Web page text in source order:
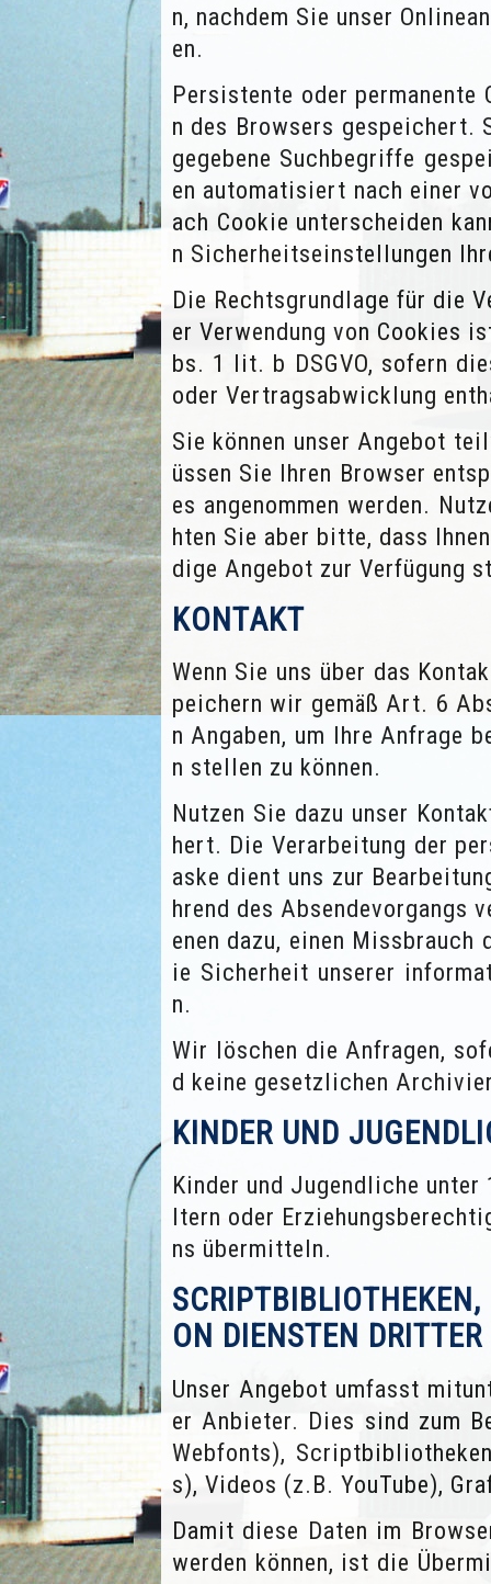
n, nachdem Sie unser
en.
Persistente oder permanente
n des Browsers gespeichert.
gegebene Suchbegriffe
en automatisiert nach einer
ach Cookie unterscheiden
n Sicherheitseinstellungen
Die Rechtsgrundlage für die
er Verwendung von Cookies
bs. 1 lit. b DSGVO, sofern
oder Vertragsabwicklung
Sie können unser Angebot
üssen Sie Ihren Browser
es angenommen werden.
hten Sie aber bitte, dass
dige Angebot zur Verfügung
KONTAKT
Wenn Sie uns über das
peichern wir gemäß Art. 6
n Angaben, um Ihre Anfrage
n stellen zu können.
Nutzen Sie dazu unser
hert. Die Verarbeitung der
aske dient uns zur
hrend des Absendevorgangs
enen dazu, einen
ie Sicherheit unserer
n.
Wir löschen die Anfragen,
d keine gesetzlichen
KINDER UND
Kinder und Jugendliche
ltern oder
ns übermitteln.
ON DIENSTEN DRITTER
Unser Angebot umfasst
er Anbieter. Dies sind zum
Webfonts),
s), Videos (z.B. YouTube),
Damit diese Daten im
werden können, ist die